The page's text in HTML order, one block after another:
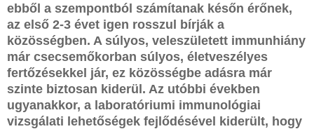
ebből a szempontból számítanak későn érőnek,
az első 2-3 évet igen rosszul bírják a
közösségben. A súlyos, veleszületett immunhiány
már csecsemőkorban súlyos, életveszélyes
fertőzésekkel jár, ez közösségbe adásra már
szinte biztosan kiderül. Az utóbbi években
ugyanakkor, a laboratóriumi immunológiai
vizsgálati lehetőségek fejlődésével kiderült, hogy